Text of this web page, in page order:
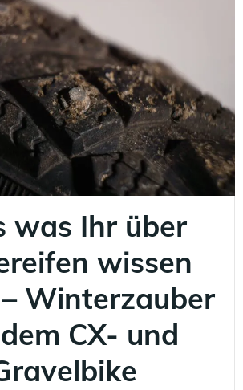
was Ihr über
wissen
Winterzauber
CX- und